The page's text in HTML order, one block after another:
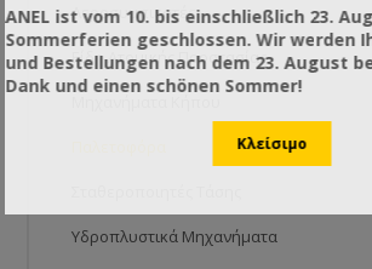
Αεροσυμπιεστές
Είδη Ατομικής Προστασίας
Υδροπλυστικά Μηχανήματα
ANEL ist vom 10. bis einschließlich 23.
Sommerferien geschlossen. Wir werden
und Bestellungen nach dem 23. August
Dank und einen schönen Sommer!